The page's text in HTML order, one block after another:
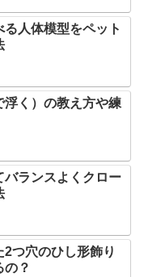
人体模型をペット
浮く）の教え方や練
バランスよくクロー
2つ穴のひし形飾り
の？